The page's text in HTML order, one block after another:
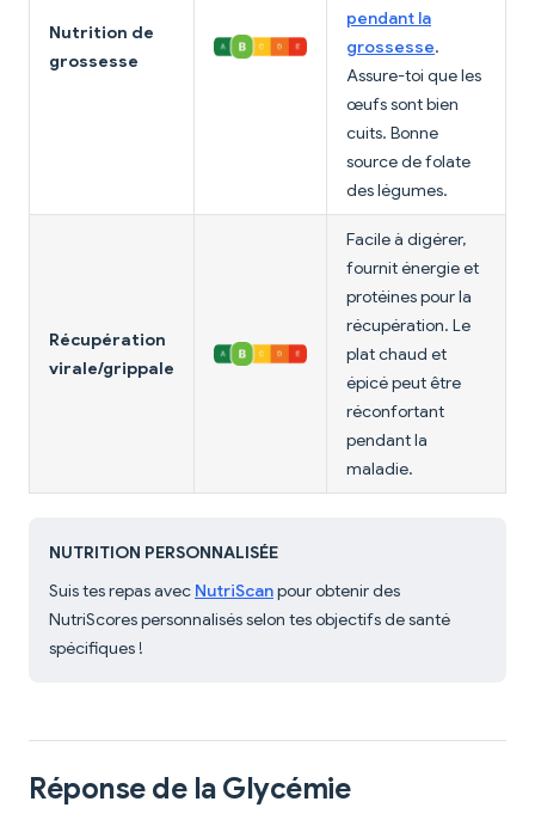
Nutrition de
grossesse
pendant la
grossesse.
Assure-toi que les
œufs sont bien
cuits. Bonne
source de folate
des légumes.
Récupération
virale/grippale
Facile à digérer,
fournit énergie et
protéines pour la
récupération. Le
plat chaud et
épicé peut être
réconfortant
pendant la
maladie.
NUTRITION PERSONNALISÉE
Suis tes repas avec NutriScanpour obtenir des
NutriScores personnalisés selon tes objectifs de santé
spécifiques !
Réponse de la Glycémie